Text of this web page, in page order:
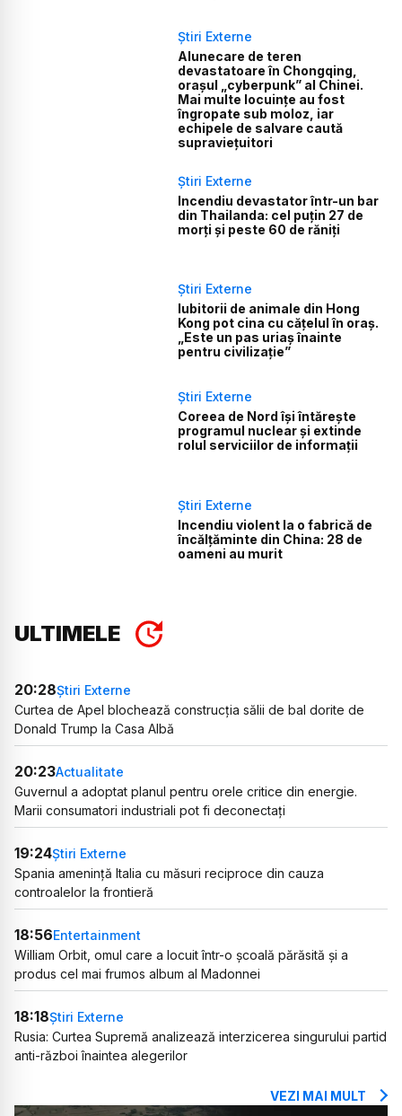
Știri Externe
Alunecare de teren
devastatoare în Chongqing,
orașul „cyberpunk” al Chinei.
Mai multe locuințe au fost
îngropate sub moloz, iar
echipele de salvare caută
supraviețuitori
Știri Externe
Incendiu devastator într-un bar
din Thailanda: cel puțin 27 de
morți și peste 60 de răniți
Știri Externe
Iubitorii de animale din Hong
Kong pot cina cu cățelul în oraș.
„Este un pas uriaș înainte
pentru civilizație”
Știri Externe
Coreea de Nord își întărește
programul nuclear și extinde
rolul serviciilor de informații
Știri Externe
Incendiu violent la o fabrică de
încălţăminte din China: 28 de
oameni au murit
ULTIMELE
20:28Știri Externe
Curtea de Apel blochează construcția sălii de bal dorite de
Donald Trump la Casa Albă
20:23Actualitate
Guvernul a adoptat planul pentru orele critice din energie.
Marii consumatori industriali pot fi deconectați
19:24Știri Externe
Spania amenință Italia cu măsuri reciproce din cauza
controalelor la frontieră
18:56Entertainment
William Orbit, omul care a locuit într-o școală părăsită și a
produs cel mai frumos album al Madonnei
18:18Știri Externe
Rusia: Curtea Supremă analizează interzicerea singurului partid
anti-război înaintea alegerilor
VEZI MAI MULT